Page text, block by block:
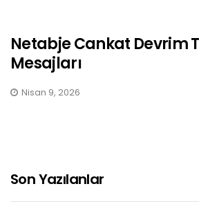
Netabje Cankat Devrim
Mesajları
Nisan 9, 2026
Son Yazılanlar